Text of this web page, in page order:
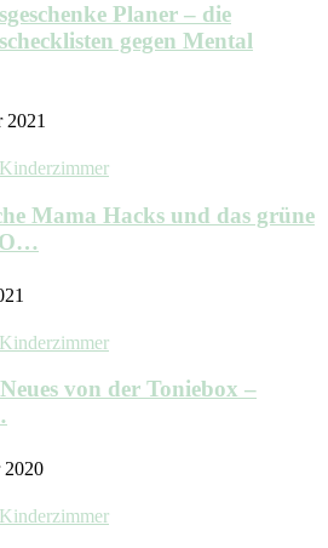
Planer – die
gegen Mental
2021
Mama Hacks und das grüne
von der Toniebox –
2020